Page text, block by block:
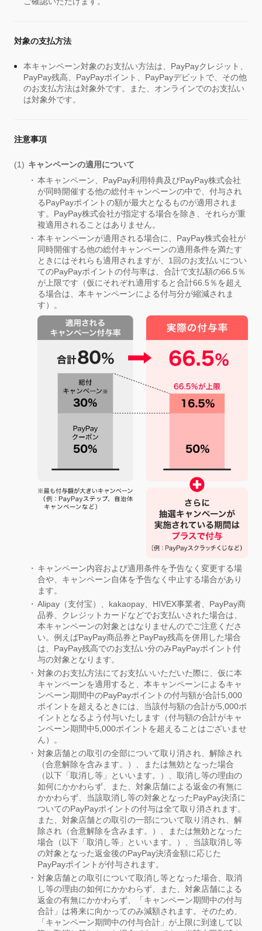
対象の支払方法
本キャンペーン対象のお支払い方法は、PayPayクレジット、
PayPay残高、PayPayポイント、PayPayデビットで、その他
のお支払方法は対象外です。また、オンラインでのお支払い
は対象外です。
注意事項
キャンペーンの適用について
本キャンペーン、PayPay利用特典及びPayPay株式会社
が同時開催する他の総付キャンペーンの中で、付与され
るPayPayポイントの額が最大となるものが適用されま
す。PayPay株式会社が指定する場合を除き、それらが重
複適用されることはありません。
本キャンペーンが適用される場合に、PayPay株式会社が
同時開催する他の総付キャンペーンの適用条件を満たす
ときにはそれらも適用されますが、1回のお支払いについ
てのPayPayポイントの付与率は、合計で支払額の66.5％
が上限です（仮にそれぞれ適用すると合計66.5％を超え
る場合は、本キャンペーンによる付与分が縮減されま
す）。
キャンペーン内容および適用条件を予告なく変更する場
合や、キャンペーン自体を予告なく中止する場合があり
ます。
Alipay（支付宝）、kakaopay、HIVEX事業者、PayPay商
品券、クレジットカードなどでお支払いされた場合は、
本キャンペーンの対象とはなりませんのでご注意くださ
い。例えばPayPay商品券とPayPay残高を併用した場合
は、PayPay残高でのお支払い分のみPayPayポイント付
与の対象となります。
対象のお支払方法にてお支払いいただいた際に、仮に本
キャンペーンを適用すると、本キャンペーンによるキャ
ンペーン期間中のPayPayポイントの付与額が合計5,000
ポイントを超えるときには、当該付与額の合計が5,000ポ
イントとなるよう付与いたします（付与額の合計がキャ
ンペーン期間中5,000ポイントを超えることはございませ
ん）。
対象店舗との取引の全部について取り消され、解除され
（合意解除を含みます。）、または無効となった場合
（以下「取消し等」といいます。）、取消し等の理由の
如何にかかわらず、また、対象店舗による返金の有無に
かかわらず、当該取消し等の対象となったPayPay決済に
ついてのPayPayポイントの付与は全て取り消されます。
また、対象店舗との取引の一部について取り消され、解
除され（合意解除を含みます。）、または無効となった
場合（以下「取消し等」といいます。）、当該取消し等
の対象となった返金後のPayPay決済金額に応じた
PayPayポイントが付与されます。
対象店舗との取引について取消し等となった場合、取消
し等の理由の如何にかかわらず、また、対象店舗による
返金の有無にかかわらず、「キャンペーン期間中の付与
合計」は将来に向かってのみ減額されます。そのため、
「キャンペーン期間中の付与合計」が上限に到達して以